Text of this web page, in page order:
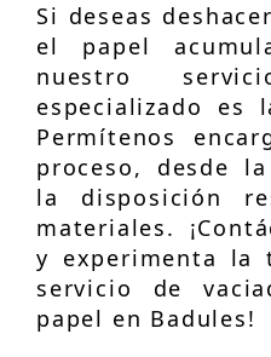
Si deseas
el papel
nuestro
especializado es
Permítenos
proceso, desde
la disposición
materiales.
y experimenta la
servicio de
papel en Badules!